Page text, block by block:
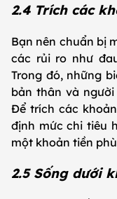
2.4 Trích các
Bạn nên chuẩn bị
các rủi ro như
Trong đó, những
bản thân và
Để trích các
định mức chi tiêu
một khoản tiền
2.5 Sống dưới